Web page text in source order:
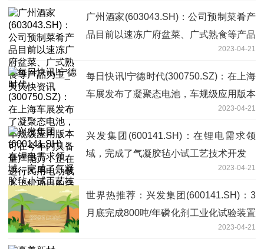
广州酒家(603043.SH)：公司预制菜肴产
品目前以速冻广府盆菜、广式熟食等产品
2023-04-21
每日快讯!宁德时代(300750.SZ)：在上海
车展发布了凝聚态电池，车规级应用版本
可在今年内具备量产能力，正在进行民用
电动载人飞机项目的合作开发
2023-04-21
兴发集团(600141.SH)：在锂电需求领
域，完成了气凝胶毡小试工艺技术开发
2023-04-21
世界热推荐：兴发集团(600141.SH)：3
月底完成800吨/年磷化剂工业化试验装置
2023-04-21